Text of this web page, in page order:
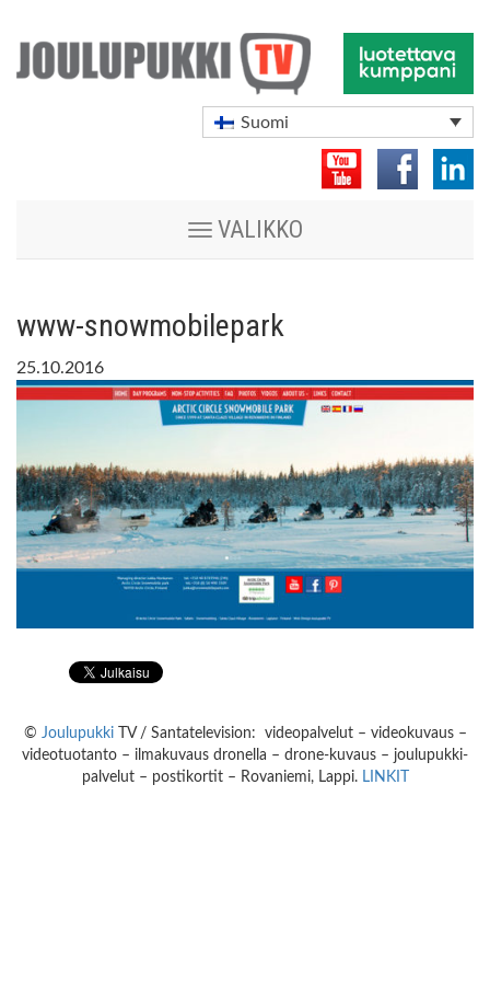
Suomi
VaihdaVALIKKO
www-snowmobilepark
25.10.2016
© JoulupukkiTV / Santatelevision: videopalvelut – videokuvaus –
videotuotanto – ilmakuvaus dronella – drone-kuvaus – joulupukki-
palvelut – postikortit – Rovaniemi, Lappi. LINKIT